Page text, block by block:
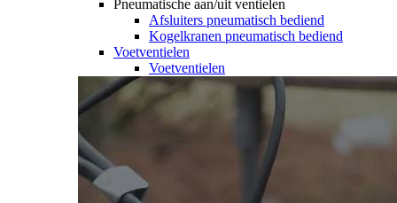
Pneumatische aan/uit ventielen
Afsluiters pneumatisch bediend
Kogelkranen pneumatisch bediend
Voetventielen
Voetventielen